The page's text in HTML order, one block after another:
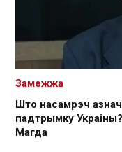
Што насамрэч
падтрымку
Магда
Замежжа